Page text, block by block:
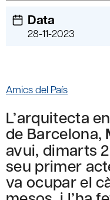
Data
28-11-2023
Amics del País
L’arquitecta
de Barcelona,
avui, dimarts
seu primer
va ocupar el